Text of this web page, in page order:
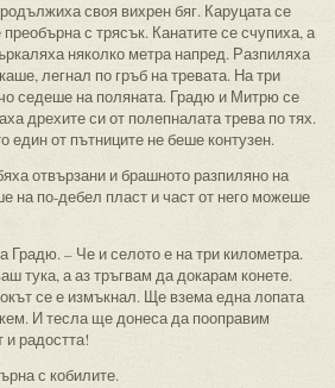
своя вихрен бяг. Каруцата се
с трясък. Канатите се счупиха, а
няколко метра напред. Разпиляха
легнал по гръб на тревата. На три
седеше на поляната. Градю и Митрю се
дрехите си от полепналата трева по тях.
един от пътниците не беше контузен.
отвързани и брашното разпиляно на
на по-дебел пласт и част от него можеше
Градю. – Че и селото е на три километра.
тука, а аз тръгвам да докарам конете.
се е измъкнал. Ще взема една лопата
И тесла ще донеса да пооправим
и радостта!
с кобилите.